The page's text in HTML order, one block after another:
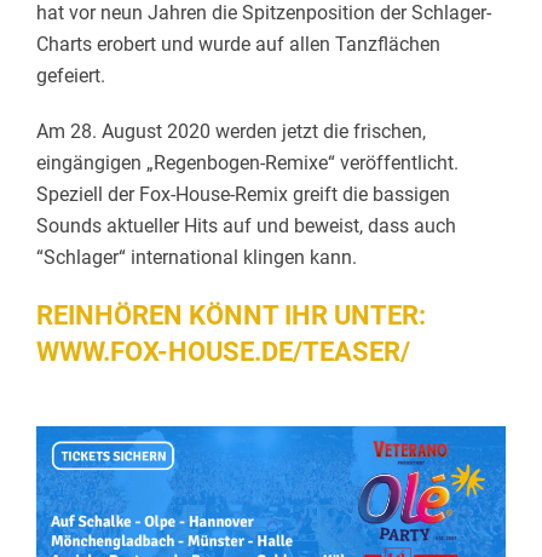
hat vor neun Jahren die Spitzenposition der Schlager-
Charts erobert und wurde auf allen Tanzflächen
gefeiert.
Am 28. August 2020 werden jetzt die frischen,
eingängigen „Regenbogen-Remixe“ veröffentlicht.
Speziell der Fox-House-Remix greift die bassigen
Sounds aktueller Hits auf und beweist, dass auch
“Schlager“ international klingen kann.
REINHÖREN KÖNNT IHR UNTER:
WWW.FOX-HOUSE.DE/TEASER/